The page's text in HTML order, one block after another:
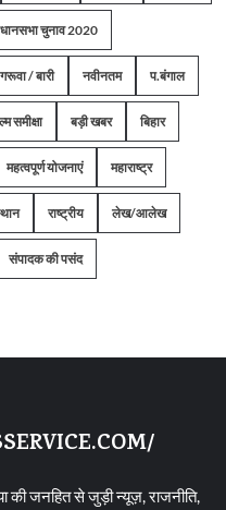
चुनाव 2020
/ बारी नवीनतम प.बंगाल
समीक्षा बड़ी खबर बिहार
महत्वपूर्ण योजनाएं महाराष्ट्र
राष्ट्रीय लेख/आलेख
संपादक की पसंद
जनहित से जुड़ी न्यूज़, राजनीति,